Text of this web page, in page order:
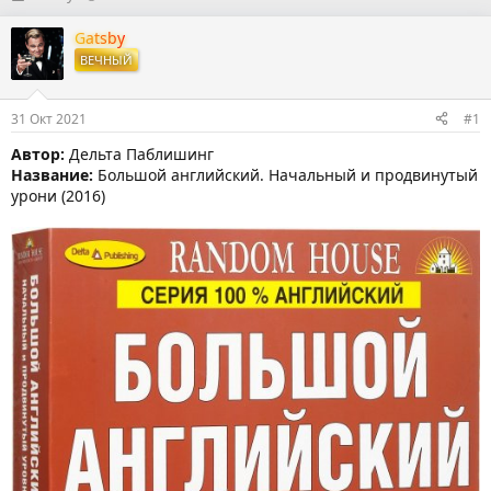
т
о
р
т
е
м
ы
т
а
н
а
л
а
Gatsby
ВЕЧНЫЙ
31 Окт 2021 #1
Автор: Дельта Паблишинг
Название: Большой английский. Начальный и продвинутый
урони (2016)